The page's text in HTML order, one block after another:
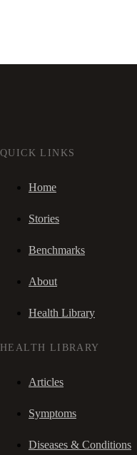
QUICK LINKS
Home
Stories
Benchmarks
About
Health Library
HEALTH LIBRARY
Articles
Symptoms
Diseases & Conditions